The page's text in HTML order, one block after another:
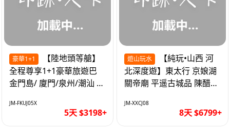
豪華1+1
全程尊享1+1豪華旅遊巴
金門島/ 廈門/泉州/潮汕 無
JM-FKUJ05X
5天 $3198+
遊山玩水
北深度遊】東太行 京娘湖
關帝廟 平遥古城品 陳醋咖
JM-XXCJ08
8天 $6799+